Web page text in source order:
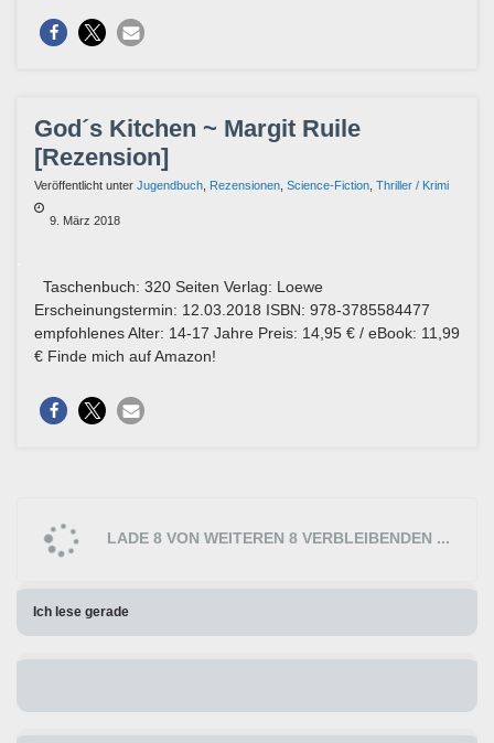
God´s Kitchen ~ Margit Ruile
[Rezension]
Veröffentlicht unter Jugendbuch Rezensionen Science-Fiction Thriller / Krimi
9. März 2018
Taschenbuch: 320 Seiten Verlag: Loewe
Erscheinungstermin: 12.03.2018 ISBN: 978-3785584477
empfohlenes Alter: 14-17 Jahre Preis: 14,95 € / eBook: 11,99
€ Finde mich auf Amazon!
LADE 8 VON WEITEREN 8 VERBLEIBENDEN ...
Ich lese gerade